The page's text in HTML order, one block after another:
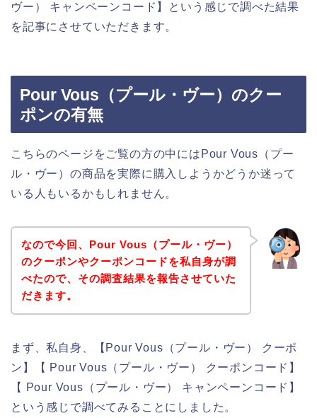
ヴー） キャンペーンコード】という感じで調べた結果
を記事にさせていただきます。
Pour Vous（プール・ヴー）のクー
ポンの有無
こちらのページをご覧の方の中にはPour Vous（プー
ル・ヴー）の商品を実際に購入しようかどうか迷って
いる人もいるかもしれません。
なので今回、Pour Vous（プール・ヴー）
のクーポンやクーポンコードを私自身が調
べたので、その調査結果を報告させていた
だきます。
まず、私自身、【Pour Vous（プール・ヴー） クーポ
ン】【 Pour Vous（プール・ヴー） クーポンコード】
【 Pour Vous（プール・ヴー） キャンペーンコード】
という感じで調べてみることにしました。